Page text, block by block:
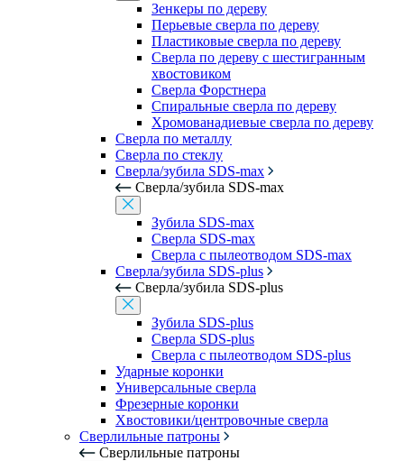
Зенкеры по дереву
Перьевые сверла по дереву
Пластиковые сверла по дереву
Сверла по дереву с шестигранным
хвостовиком
Сверла Форстнера
Спиральные сверла по дереву
Хромованадиевые сверла по дереву
Сверла по металлу
Сверла по стеклу
Сверла/зубила SDS-max
Сверла/зубила SDS-max
Зубила SDS-max
Сверла SDS-max
Сверла с пылеотводом SDS-max
Сверла/зубила SDS-plus
Сверла/зубила SDS-plus
Зубила SDS-plus
Сверла SDS-plus
Сверла с пылеотводом SDS-plus
Ударные коронки
Универсальные сверла
Фрезерные коронки
Хвостовики/центровочные сверла
Сверлильные патроны
Сверлильные патроны